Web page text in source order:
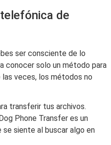
de
ser consciente de lo
conocer solo un método para
las veces, los métodos no
transferir tus archivos.
Phone Transfer es un
siente al buscar algo en